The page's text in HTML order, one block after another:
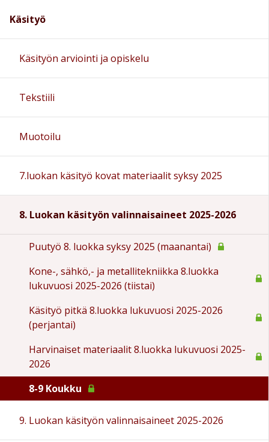
Käsityö
Käsityön arviointi ja opiskelu
Tekstiili
Muotoilu
7.luokan käsityö kovat materiaalit syksy 2025
8. Luokan käsityön valinnaisaineet 2025-2026
Puutyö 8. luokka syksy 2025 (maanantai)
Kone-, sähkö,- ja metallitekniikka 8.luokka
lukuvuosi 2025-2026 (tiistai)
Käsityö pitkä 8.luokka lukuvuosi 2025-2026
(perjantai)
Harvinaiset materiaalit 8.luokka lukuvuosi 2025-
2026
8-9 Koukku
9. Luokan käsityön valinnaisaineet 2025-2026